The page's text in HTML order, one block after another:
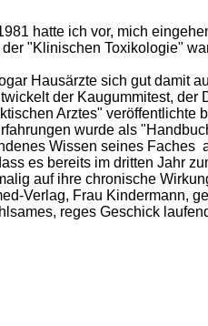
hatte ich vor, mich
"Klinischen Toxikologie"
Hausärzte sich gut damit
der Kaugummitest,
Arztes"
wurde als
Wissen seines Faches
es bereits im dritten Jahr
auf ihre chronische
Verlag, Frau Kindermann,
reges Geschick